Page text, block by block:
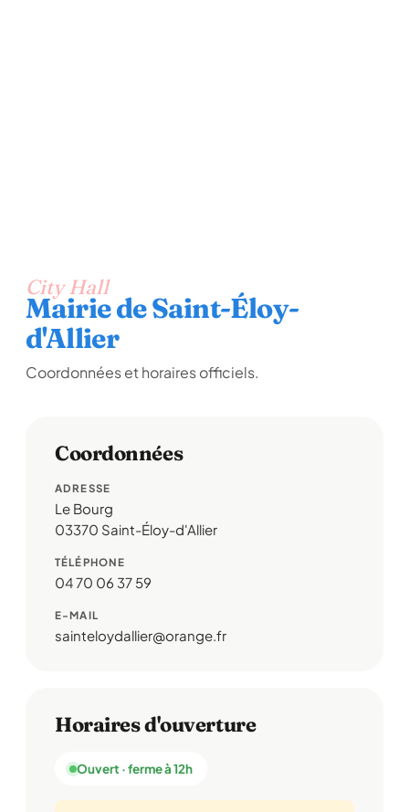
City Hall
Mairie de Saint-Éloy-
d'Allier
Coordonnées et horaires officiels.
Coordonnées
ADRESSE
Le Bourg
03370 Saint-Éloy-d'Allier
TÉLÉPHONE
04 70 06 37 59
E-MAIL
sainteloydallier@orange.fr
Horaires d'ouverture
Ouvert · ferme à 12h